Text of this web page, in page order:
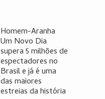
Homem-Aranha
Um Novo Dia
supera 5 milhões de
espectadores no
Brasil e já é uma
das maiores
estreias da história